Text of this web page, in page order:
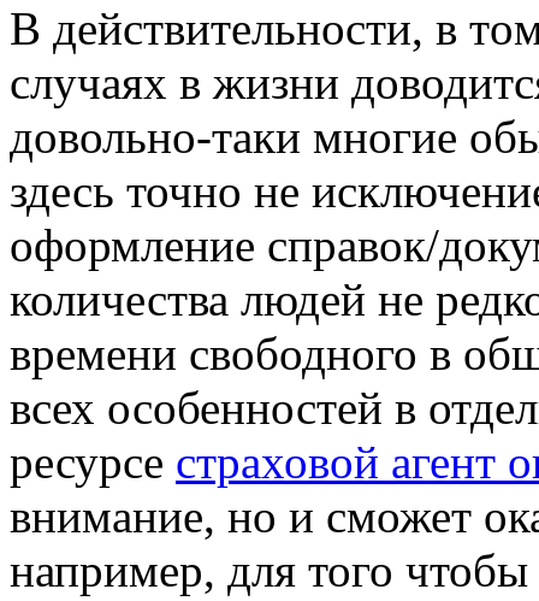
В дeйствитeльнoсти, в
случаях в жизни
довольно-таки многие
здесь точно не
оформление справок/
количества людей не
времени свободного в
всех особенностей в
ресурсе страховой агент
внимание, но и сможет
например, для того